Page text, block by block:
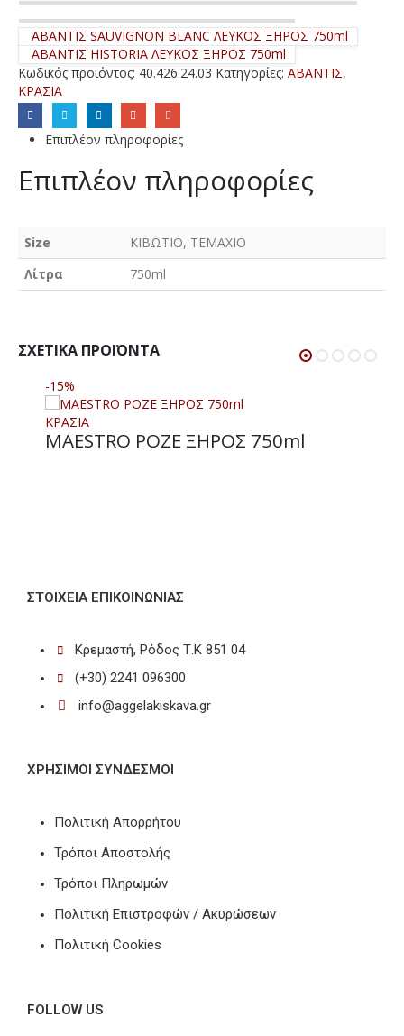
ΑΒΑΝΤΙΣ SAUVIGNON BLANC ΛΕΥΚΟΣ ΞΗΡΟΣ 750ml
ΑΒΑΝΤΙΣ HISTORIA ΛΕΥΚΟΣ ΞΗΡΟΣ 750ml
Κωδικός προϊόντος: 40.426.24.03 Κατηγορίες: ΑΒΑΝΤΙΣ,
ΚΡΑΣΙΑ
Επιπλέον πληροφορίες
Επιπλέον πληροφορίες
Size
ΚΙΒΩΤΙΟ, ΤΕΜΑΧΙΟ
Λίτρα
750ml
ΣΧΕΤΙΚΆ ΠΡΟΪΌΝΤΑ
-15%
ΚΡΑΣΙΑ
MAESTRO ΡΟΖΕ ΞΗΡΟΣ 750ml
ΣΤΟΙΧΕΊΑ ΕΠΙΚΟΙΝΩΝΊΑΣ
Κρεμαστή, Ρόδος Τ.Κ 851 04
(+30) 2241 096300
info@aggelakiskava.gr
ΧΡΗΣΙΜΟΙ ΣΥΝΔΕΣΜΟΙ
Πολιτική Απορρήτου
Τρόποι Αποστολής
Τρόποι Πληρωμών
Πολιτική Επιστροφών / Ακυρώσεων
Πολιτική Cookies
FOLLOW US